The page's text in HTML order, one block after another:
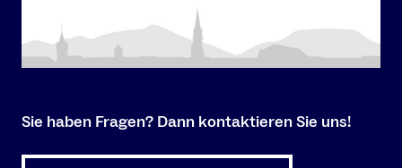
Sie haben Fragen? Dann kontaktieren Sie uns!